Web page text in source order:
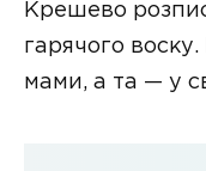
Крешево
гарячого воску.
мами, а та — у